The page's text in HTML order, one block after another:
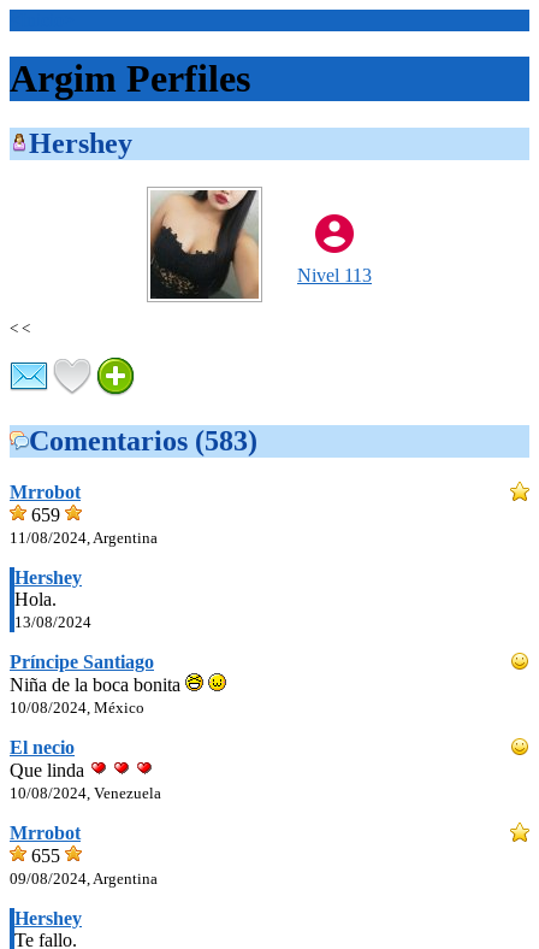
Argim Perfiles
Hershey
Nivel 113
< <
Comentarios (583)
Mrrobot
659
11/08/2024, Argentina
Hershey
Hola.
13/08/2024
Príncipe Santiago
Niña de la boca bonita
10/08/2024, México
El necio
Que linda
10/08/2024, Venezuela
Mrrobot
655
09/08/2024, Argentina
Hershey
Te fallo.